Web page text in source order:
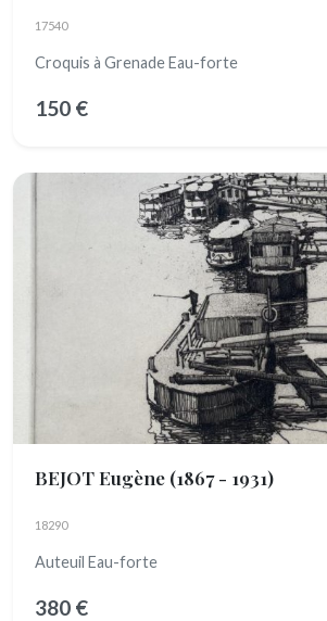
17540
Croquis à Grenade Eau-forte
150 €
BEJOT Eugène (1867 - 1931)
18290
Auteuil Eau-forte
380 €